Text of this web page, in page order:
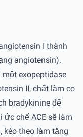
I thành
angiotensin).
một exopeptidase
II, chất làm co
bradykinine để
ức chế ACE sẽ làm
theo làm tăng